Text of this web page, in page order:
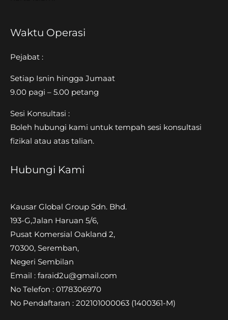
Waktu Operasi
Pejabat :
Setiap Isnin hingga Jumaat
9.00 pagi – 5.00 petang
Sesi Konsultasi :
Boleh hubungi kami untuk tempah sesi konsultasi
fizikal atau atas talian.
Hubungi Kami
Kausar Global Group Sdn. Bhd.
193-G,Jalan Haruan 5/6,
Pusat Komersial Oakland 2,
70300, Seremban,
Negeri Sembilan
Email : faraid2u@gmail.com
No Telefon : 0178306970
No Pendaftaran : 202101000063 (1400361-M)